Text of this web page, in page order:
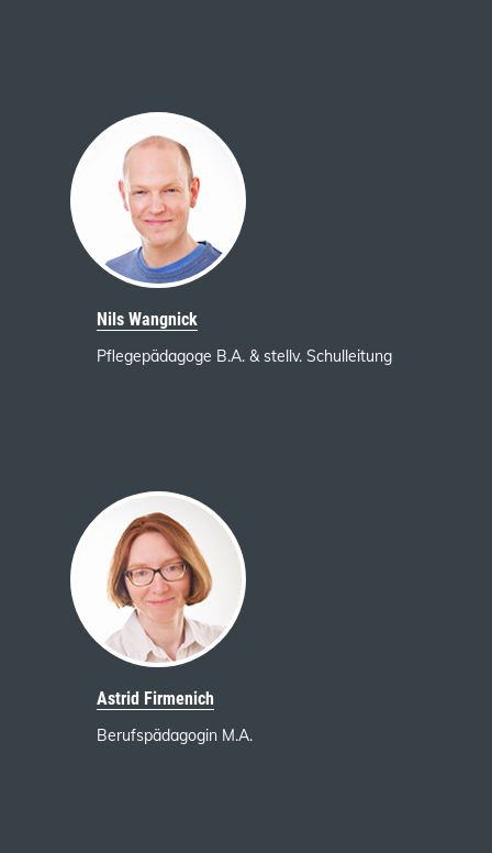
Nils Wangnick
Pflegepädagoge B.A. & stellv. Schulleitung
Astrid Firmenich
Berufspädagogin M.A.